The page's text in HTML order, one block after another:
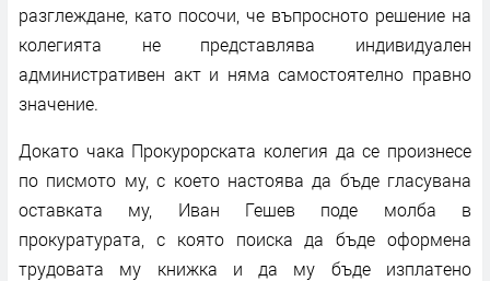
разглеждане, като посочи, че въпросното решение на
колегията не представлява индивидуален
административен акт и няма самостоятелно правно
значение.
Докато чака Прокурорската колегия да се произнесе
по писмото му, с което настоява да бъде гласувана
оставката му, Иван Гешев поде молба в
прокуратурата, с която поиска да бъде оформена
трудовата му книжка и да му бъде изплатено